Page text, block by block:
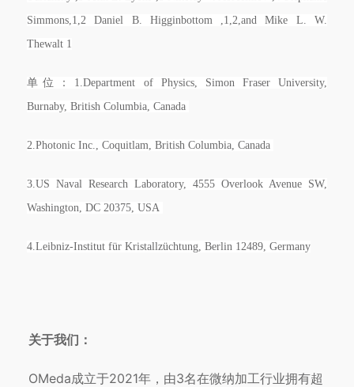
Simmons,1,2 Daniel B. Higginbottom ,1,2,and Mike L. W.
Thewalt 1
单位：1.Department of Physics, Simon Fraser University,
Burnaby, British Columbia, Canada
2.Photonic Inc., Coquitlam, British Columbia, Canada
3.US Naval Research Laboratory, 4555 Overlook Avenue SW,
Washington, DC 20375, USA
4.Leibniz-Institut für Kristallzüchtung, Berlin 12489, Germany
关于我们：
OMeda成立于2021年，由3名在微纳加工行业拥有超